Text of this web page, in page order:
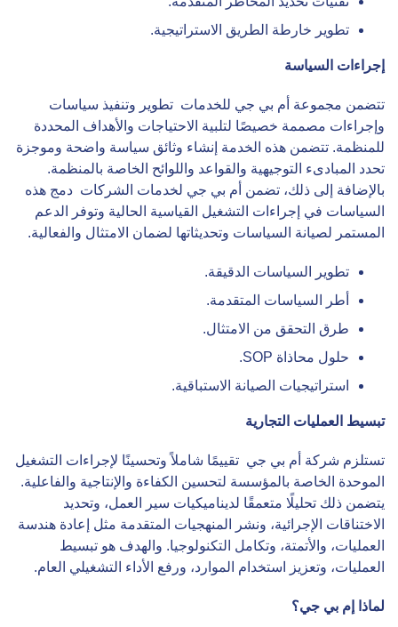
تطوير خارطة الطريق الاستراتيجية.
إجراءات السياسة
تتضمن مجموعة أم بي جي للخدمات تطوير وتنفيذ سياسات
وإجراءات مصممة خصيصًا لتلبية الاحتياجات والأهداف المحددة
للمنظمة. تتضمن هذه الخدمة إنشاء وثائق سياسة واضحة وموجزة
تحدد المبادىء التوجيهية والقواعد واللوائح الخاصة بالمنظمة.
بالإضافة إلى ذلك، تضمن أم بي جي لخدمات الشركات دمج هذه
السياسات في إجراءات التشغيل القياسية الحالية وتوفر الدعم
المستمر لصيانة السياسات وتحديثاتها لضمان الامتثال والفعالية.
تطوير السياسات الدقيقة.
أطر السياسات المتقدمة.
طرق التحقق من الامتثال.
حلول محاذاة SOP.
استراتيجيات الصيانة الاستباقية.
تبسيط العمليات التجارية
تستلزم شركة أم بي جي تقييمًا شاملاً وتحسينًا لإجراءات التشغيل
الموحدة الخاصة بالمؤسسة لتحسين الكفاءة والإنتاجية والفاعلية.
يتضمن ذلك تحليلًا متعمقًا لديناميكيات سير العمل، وتحديد
الاختناقات الإجرائية، ونشر المنهجيات المتقدمة مثل إعادة هندسة
العمليات، والأتمتة، وتكامل التكنولوجيا. والهدف هو تبسيط
العمليات، وتعزيز استخدام الموارد، ورفع الأداء التشغيلي العام.
لماذا إم بي جي؟